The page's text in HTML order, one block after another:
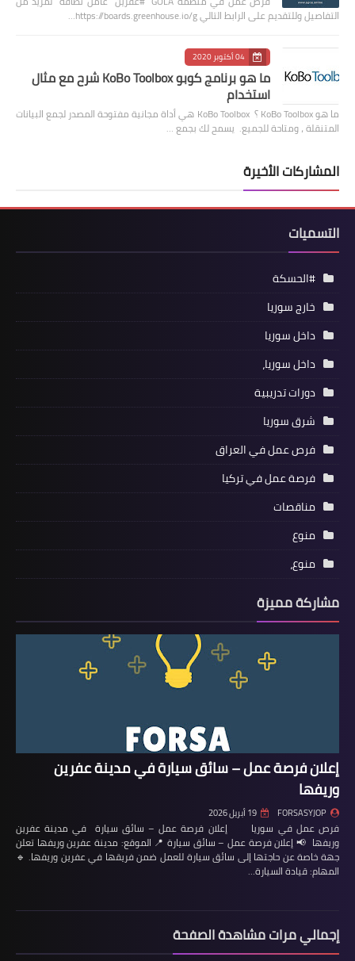
التفاصيل وللتقديم على الرابط التالي https://boards.greenhouse.io/g…
04 أكتوبر 2020
ما هو برنامج كوبو KoBo Toolbox شرح مع مثال
استخدام
ما هو KoBo Toolbox ؟ KoBo Toolbox هي أداة مجانية مفتوحة المصدر لجمع البيانات
المتنقلة ، ومتاحة للجميع. يسمح لك بجمع …
المشاركات الأخيرة
التسميات
#الحسكة
خارج سوريا
داخل سوريا
داخل سوريا،
دورات تدريبية
شرق سوريا
فرص عمل في العراق
فرصة عمل في تركيا
مناقصات
منوع
منوع،
مشاركة مميزة
إعلان فرصة عمل – سائق سيارة في مدينة عفرين
وريفها
FORSASYJOP 19 أبريل 2026
فرص عمل في سوريا إعلان فرصة عمل – سائق سيارة في مدينة عفرين
وريفها 📢 إعلان فرصة عمل – سائق سيارة 📍 الموقع: مدينة عفرين وريفها تعلن
جهة خاصة عن حاجتها إلى سائق سيارة للعمل ضمن فريقها في عفرين وريفها. 🔹
المهام: قيادة السيارة…
إجمالي مرات مشاهدة الصفحة